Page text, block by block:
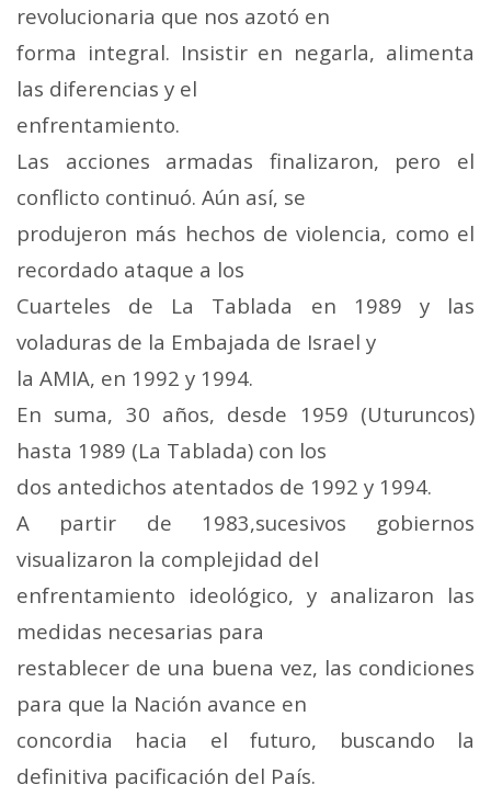
revolucionaria que nos azotó en
forma integral. Insistir en negarla, alimenta
las diferencias y el
enfrentamiento.
Las acciones armadas finalizaron, pero el
conflicto continuó. Aún así, se
produjeron más hechos de violencia, como el
recordado ataque a los
Cuarteles de La Tablada en 1989 y las
voladuras de la Embajada de Israel y
la AMIA, en 1992 y 1994.
En suma, 30 años, desde 1959 (Uturuncos)
hasta 1989 (La Tablada) con los
dos antedichos atentados de 1992 y 1994.
A partir de 1983,sucesivos gobiernos
visualizaron la complejidad del
enfrentamiento ideológico, y analizaron las
medidas necesarias para
restablecer de una buena vez, las condiciones
para que la Nación avance en
concordia hacia el futuro, buscando la
definitiva pacificación del País.